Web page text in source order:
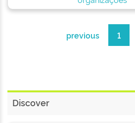
previous 1
Discover